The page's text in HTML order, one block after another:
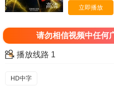
高清 立即播放
请勿相信视频中任何
播放线路 1
HD中字